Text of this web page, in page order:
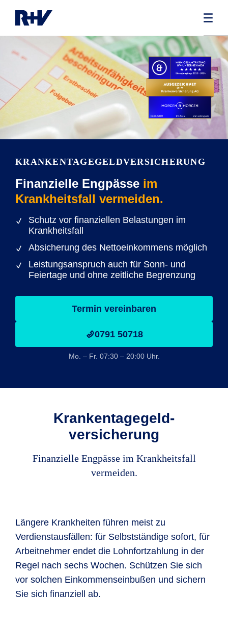
KRANKENTAGEGELD­VERSICHERUNG
Finanzielle Engpässe im
Krankheitsfall vermeiden.
Schutz vor finanziellen Belastungen im
Krankheitsfall
Absicherung des Nettoeinkommens möglich
Leistungsanspruch auch für Sonn- und
Feiertage und ohne zeitliche Begrenzung
Termin vereinbaren
0791 50718
Mo. – Fr. 07:30 – 20:00 Uhr.
Krankentagegeld­
versicherung
Finanzielle Engpässe im Krankheitsfall
vermeiden.
Längere Krankheiten führen meist zu
Verdienstausfällen: für Selbstständige sofort, für
Arbeitnehmer endet die Lohnfortzahlung in der
Regel nach sechs Wochen. Schützen Sie sich
vor solchen Einkommenseinbußen und sichern
Sie sich finanziell ab.